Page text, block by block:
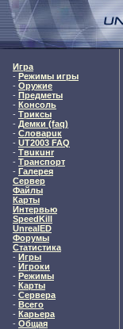
Игра
- Режимы игры
- Оружие
- Предметы
- Консоль
- Триксы
- Демки (faq)
- Словарuк
- UT2003 FAQ
- Твuкuнr
- Транспорт
- Галерея
Сервер
Файлы
Карты
Интервью
SpeedKill
UnrealED
Форумы
Статистика
- Игры
- Игроки
- Режимы
- Карты
- Сервера
- Всего
- Карьера
- Общая